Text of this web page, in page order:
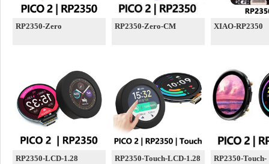
RP2350-Zero RP2350-Zero-CM XIAO-RP2350
RP2350-LCD-1.28 RP2350-Touch-LCD-1.28
RP2350-Touch-